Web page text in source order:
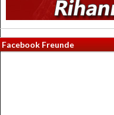
Facebook Freunde